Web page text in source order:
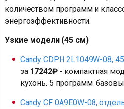
количеством программ и
энергоэффективности.
Узкие модели (45 см)
Candy CDPH 2L1049W-08,
за 17242₽ - компактная
кухонь. 5 программ,
Candy CF 0A9E0W-08,